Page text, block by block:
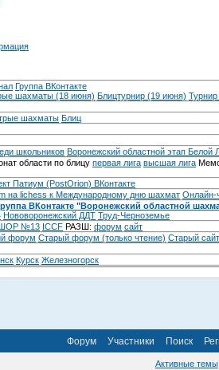
Группа ВКонтакте
шахматы (18 июня) Блицтурнир (19 июня)
шахматы Блиц
школьников Воронежский областной этап Белой
области по блицу первая лига высшая лига
Патиум (PostOrion) ВКонтакте
на lichess к Международному дню шахмат Онлайн-
ВКонтакте "Воронежский областной
Нововоронежский ДДТ Труд-Черноземье
№13 ICCF РАЗШ: форум сайт
форум Cтарый форум (только чтение) Старый
Курск Железногорск
Форум Участники Поиск
Активные темы